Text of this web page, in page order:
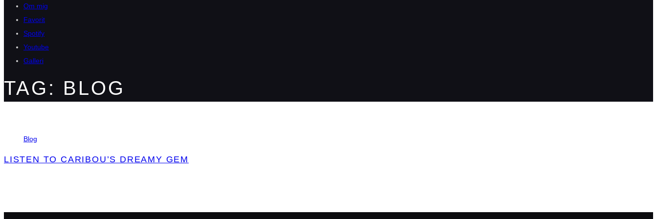
Om mig
Favorit
Spotify
Youtube
Galleri
TAG: BLOG
Blog
LISTEN TO CARIBOU’S DREAMY GEM